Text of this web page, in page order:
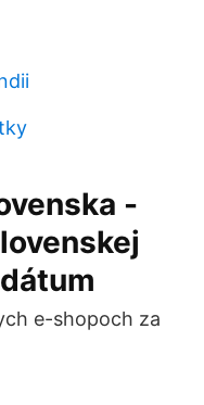
-
e-shopoch za